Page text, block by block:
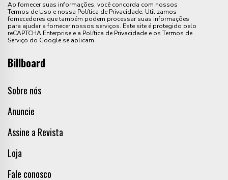
Ao fornecer suas informações, você concorda com nossos
Termos de Uso e nossa Política de Privacidade. Utilizamos
fornecedores que também podem processar suas informações
para ajudar a fornecer nossos serviços. Este site é protegido pelo
reCAPTCHA Enterprise e a Política de Privacidade e os Termos de
Serviço do Google se aplicam.
Billboard
Sobre nós
Anuncie
Assine a Revista
Loja
Fale conosco